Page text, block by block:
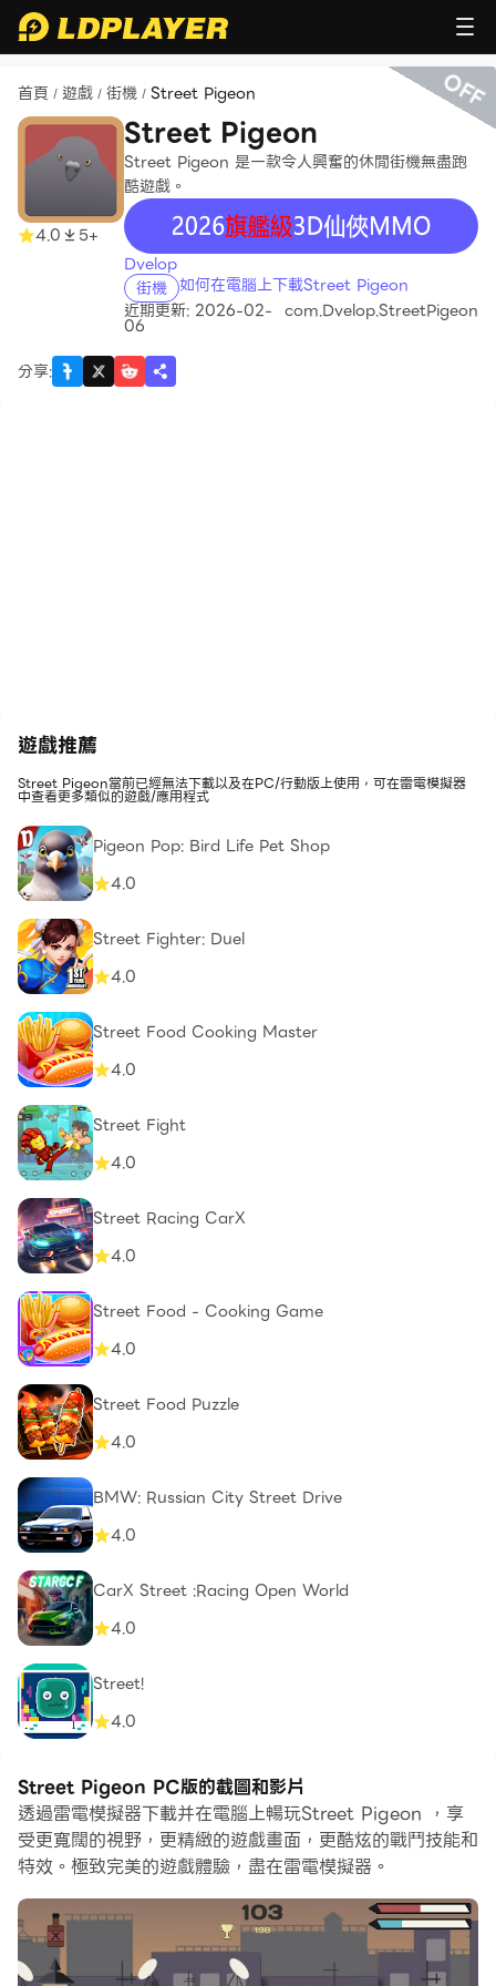
首頁 / 遊戲 / 街機 / Street Pigeon
4.0 5+
Street Pigeon
Street Pigeon 是一款令人興奮的休閒街機無盡跑
酷遊戲。
recommend
Dvelop
街機 如何在電腦上下載Street Pigeon
近期更新: 2026-02-
06
com.Dvelop.StreetPigeon
分享:
OFF
遊戲推薦
Street Pigeon當前已經無法下載以及在PC/行動版上使用，可在雷電模擬器
中查看更多類似的遊戲/應用程式
Pigeon Pop: Bird Life Pet Shop
4.0
Street Fighter: Duel
4.0
Street Food Cooking Master
4.0
Street Fight
4.0
Street Racing CarX
4.0
Street Food - Cooking Game
4.0
Street Food Puzzle
4.0
BMW: Russian City Street Drive
4.0
CarX Street :Racing Open World
4.0
Street!
4.0
Street Pigeon PC版的截圖和影片
透過雷電模擬器下載并在電腦上暢玩Street Pigeon ，享
受更寬闊的視野，更精緻的遊戲畫面，更酷炫的戰鬥技能和
特效。極致完美的遊戲體驗，盡在雷電模擬器。